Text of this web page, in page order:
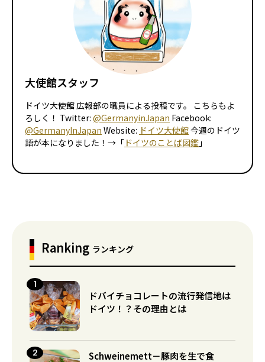
大使館スタッフ
ドイツ大使館 広報部の職員による投稿です。 こちらもよ
ろしく！ Twitter: @GermanyinJapan Facebook:
@GermanyInJapan Website: ドイツ大使館今週のドイツ
語が本になりました！→「 ドイツのことば図鑑 」
Ranking ランキング
ドバイチョコレートの流行発信地は
ドイツ！？その理由とは
Schweinemett－豚肉を生で食